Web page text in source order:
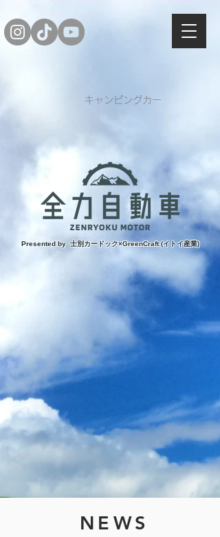
キャンピングカー
Presented ​by 士別カードック×GreenCraft (イトイ産業)
NEWS